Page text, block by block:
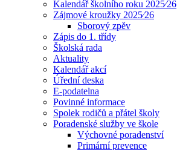
Kalendář školního roku 2025⁄26
Zájmové kroužky 2025⁄26
Sborový zpěv
Zápis do 1. třídy
Školská rada
Aktuality
Kalendář akcí
Úřední deska
E-podatelna
Povinné informace
Spolek rodičů a přátel školy
Poradenské služby ve škole
Výchovné poradenství
Primární prevence